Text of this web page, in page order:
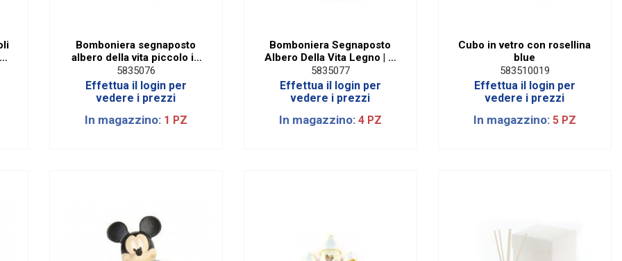
Bomboniera segnaposto
albero della vita piccolo in
legno e laminato
5835076
Effettua il login per
vedere i prezzi
In magazzino: 1 PZ
Bomboniera Segnaposto
Albero Della Vita Legno | H
11,5 Cm
5835077
Effettua il login per
vedere i prezzi
In magazzino: 4 PZ
Cubo in vetro con rosellina
blue
583510019
Effettua il login per
vedere i prezzi
In magazzino: 5 PZ